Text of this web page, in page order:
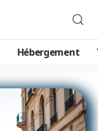
Hébergement